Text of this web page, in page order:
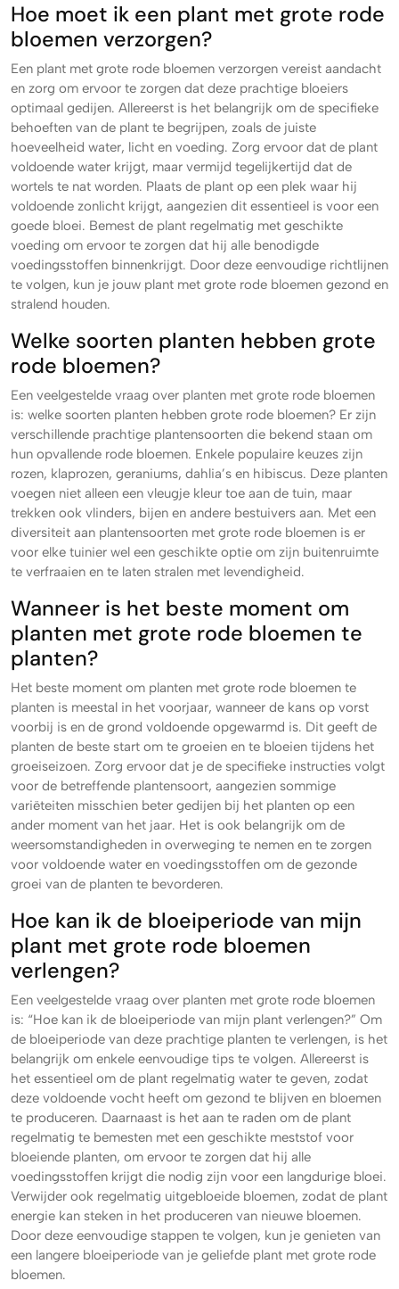
Hoe moet ik een plant met grote rode
bloemen verzorgen?
Een plant met grote rode bloemen verzorgen vereist aandacht
en zorg om ervoor te zorgen dat deze prachtige bloeiers
optimaal gedijen. Allereerst is het belangrijk om de specifieke
behoeften van de plant te begrijpen, zoals de juiste
hoeveelheid water, licht en voeding. Zorg ervoor dat de plant
voldoende water krijgt, maar vermijd tegelijkertijd dat de
wortels te nat worden. Plaats de plant op een plek waar hij
voldoende zonlicht krijgt, aangezien dit essentieel is voor een
goede bloei. Bemest de plant regelmatig met geschikte
voeding om ervoor te zorgen dat hij alle benodigde
voedingsstoffen binnenkrijgt. Door deze eenvoudige richtlijnen
te volgen, kun je jouw plant met grote rode bloemen gezond en
stralend houden.
Welke soorten planten hebben grote
rode bloemen?
Een veelgestelde vraag over planten met grote rode bloemen
is: welke soorten planten hebben grote rode bloemen? Er zijn
verschillende prachtige plantensoorten die bekend staan om
hun opvallende rode bloemen. Enkele populaire keuzes zijn
rozen, klaprozen, geraniums, dahlia’s en hibiscus. Deze planten
voegen niet alleen een vleugje kleur toe aan de tuin, maar
trekken ook vlinders, bijen en andere bestuivers aan. Met een
diversiteit aan plantensoorten met grote rode bloemen is er
voor elke tuinier wel een geschikte optie om zijn buitenruimte
te verfraaien en te laten stralen met levendigheid.
Wanneer is het beste moment om
planten met grote rode bloemen te
planten?
Het beste moment om planten met grote rode bloemen te
planten is meestal in het voorjaar, wanneer de kans op vorst
voorbij is en de grond voldoende opgewarmd is. Dit geeft de
planten de beste start om te groeien en te bloeien tijdens het
groeiseizoen. Zorg ervoor dat je de specifieke instructies volgt
voor de betreffende plantensoort, aangezien sommige
variëteiten misschien beter gedijen bij het planten op een
ander moment van het jaar. Het is ook belangrijk om de
weersomstandigheden in overweging te nemen en te zorgen
voor voldoende water en voedingsstoffen om de gezonde
groei van de planten te bevorderen.
Hoe kan ik de bloeiperiode van mijn
plant met grote rode bloemen
verlengen?
Een veelgestelde vraag over planten met grote rode bloemen
is: “Hoe kan ik de bloeiperiode van mijn plant verlengen?” Om
de bloeiperiode van deze prachtige planten te verlengen, is het
belangrijk om enkele eenvoudige tips te volgen. Allereerst is
het essentieel om de plant regelmatig water te geven, zodat
deze voldoende vocht heeft om gezond te blijven en bloemen
te produceren. Daarnaast is het aan te raden om de plant
regelmatig te bemesten met een geschikte meststof voor
bloeiende planten, om ervoor te zorgen dat hij alle
voedingsstoffen krijgt die nodig zijn voor een langdurige bloei.
Verwijder ook regelmatig uitgebloeide bloemen, zodat de plant
energie kan steken in het produceren van nieuwe bloemen.
Door deze eenvoudige stappen te volgen, kun je genieten van
een langere bloeiperiode van je geliefde plant met grote rode
bloemen.